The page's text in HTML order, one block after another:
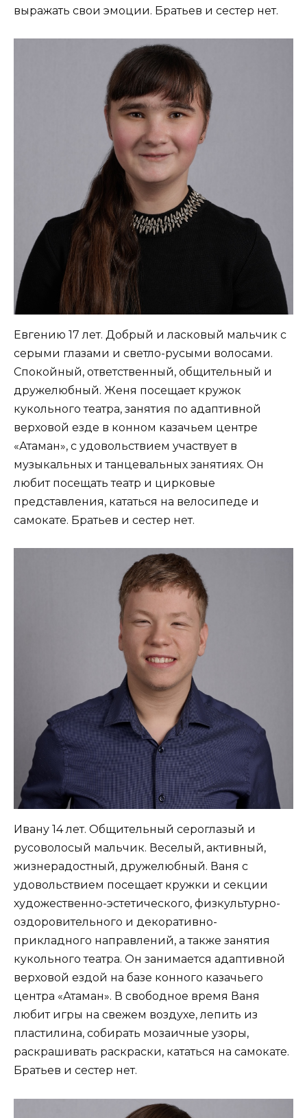
выражать свои эмоции. Братьев и сестер нет.
Евгению 17 лет. Добрый и ласковый мальчик с
серыми глазами и светло-русыми волосами.
Спокойный, ответственный, общительный и
дружелюбный. Женя посещает кружок
кукольного театра, занятия по адаптивной
верховой езде в конном казачьем центре
«Атаман», с удовольствием участвует в
музыкальных и танцевальных занятиях. Он
любит посещать театр и цирковые
представления, кататься на велосипеде и
самокате. Братьев и сестер нет.
Ивану 14 лет. Общительный сероглазый и
русоволосый мальчик. Веселый, активный,
жизнерадостный, дружелюбный. Ваня с
удовольствием посещает кружки и секции
художественно-эстетического, физкультурно-
оздоровительного и декоративно-
прикладного направлений, а также занятия
кукольного театра. Он занимается адаптивной
верховой ездой на базе конного казачьего
центра «Атаман». В свободное время Ваня
любит игры на свежем воздухе, лепить из
пластилина, собирать мозаичные узоры,
раскрашивать раскраски, кататься на самокате.
Братьев и сестер нет.